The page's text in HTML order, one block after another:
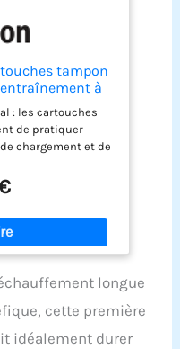
tampon
entraînement à
et manipulation
en plastique
: les cartouches
de pratiquer
chargement et de
indéformable :
est fabriqué en
sa forme fidèle
d'entraînement
claire :
– Idéal pour les
Lot de 10 pour
série : avec dix
longue
cette première
idéalement durer